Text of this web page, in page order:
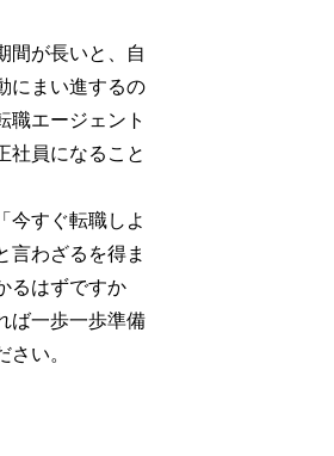
間が長いと、自
にまい進するの
職エージェント
社員になること
今すぐ転職しよ
言わざるを得ま
るはずですか
ば一歩一歩準備
さい。